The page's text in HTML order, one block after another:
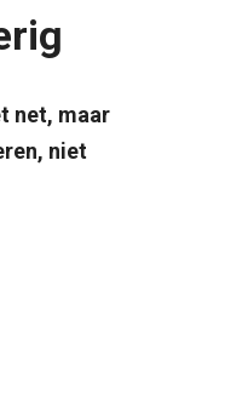
net, maar
niet